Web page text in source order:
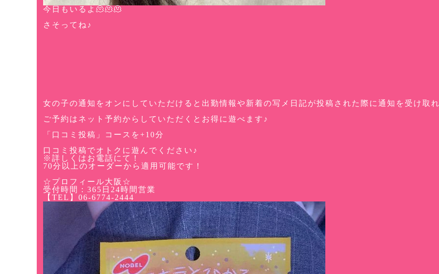
今日もいるよ🫠🫠🫠
さそってね♪
女の子の通知をオンにしていただけると出勤情報や新着の写メ日記が投稿された際に通知を受け取
ご予約はネット予約からしていただくとお得に遊べます♪
「口コミ投稿」コースを+10分
口コミ投稿でオトクに遊んでください♪
※詳しくはお電話にて！
70分以上のオーダーから適用可能です！
☆プロフィール大阪☆
受付時間：365日24時間営業
【TEL】06-6774-2444